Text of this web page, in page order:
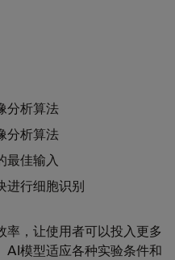
分析算法
分析算法
最佳输入
进行细胞识别
率，让使用者可以投入更多
AI模型适应各种实验条件和